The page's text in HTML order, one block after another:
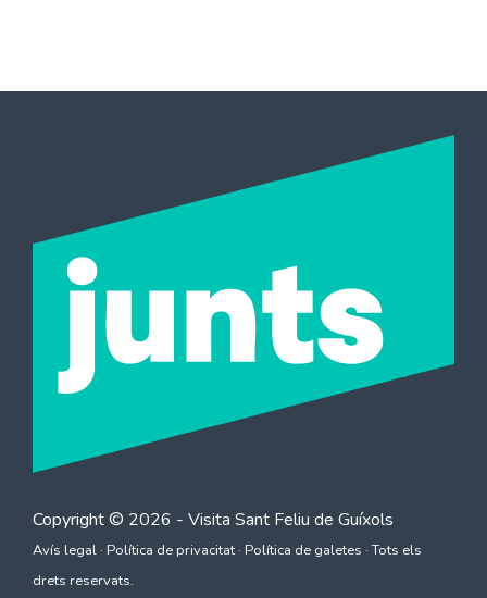
Copyright © 2026 - Visita Sant Feliu de Guíxols
Avís legal · Política de privacitat · Política de galetes · Tots els
drets reservats.